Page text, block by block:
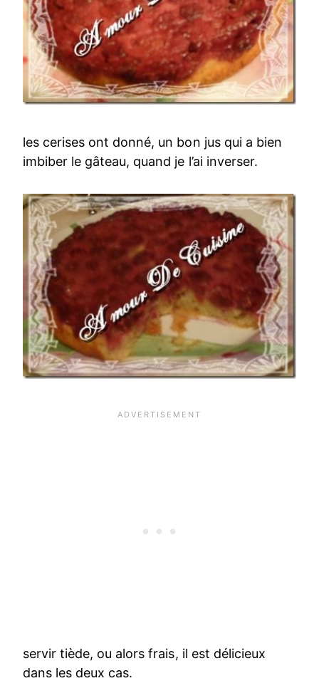
les cerises ont donné, un bon jus qui a bien
imbiber le gâteau, quand je l’ai inverser.
servir tiède, ou alors frais, il est délicieux
dans les deux cas.